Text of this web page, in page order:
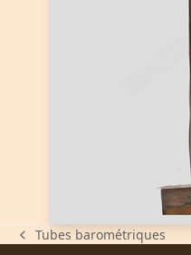
previous
Tubes barométriques